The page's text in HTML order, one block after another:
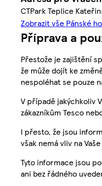
CTPark Teplice
Zobrazit vše Pánské
Příprava a
Přestože je zajištění
že může dojít ke
nespoléhat se pouze
V případě jakýchkoliv
zákazníkům Tesco
I přesto, že jsou
však nemá vliv na
Tyto informace jsou
ani bez řádného